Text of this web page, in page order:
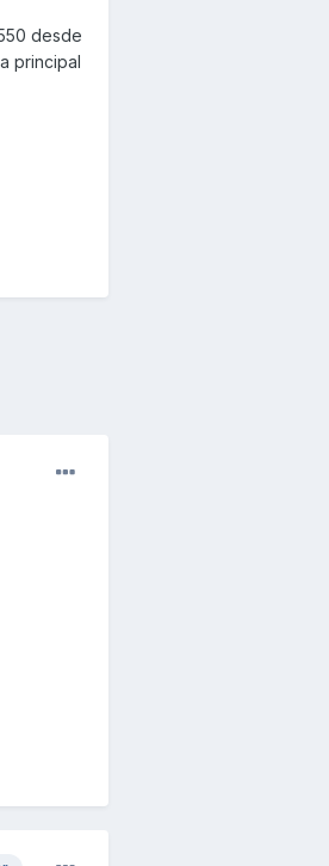
desde
principal